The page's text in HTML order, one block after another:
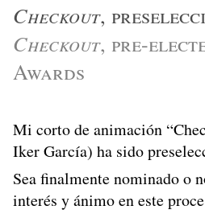
Checkout,
Checkout, pre-
Awards
Mi corto de animación
Iker García) ha sido
Sea finalmente nominado o
interés y ánimo en este